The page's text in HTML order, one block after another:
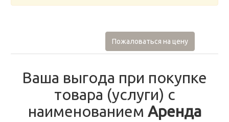
Пожаловаться на цену
Ваша выгода при покупке
товара (услуги) с
наименованием Аренда